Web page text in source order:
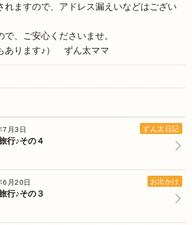
れますので、アドレス漏えいなどはござい
、ご安心くださいませ。
あります♪） ずん太ママ
7月3日 ずん太日記
行♪その４
6月20日 お出かけ
行♪その３